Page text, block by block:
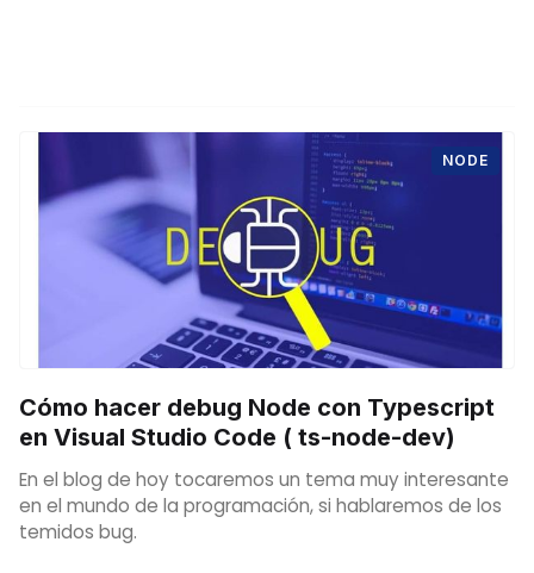
NODE
Cómo hacer debug Node con Typescript
en Visual Studio Code ( ts-node-dev)
En el blog de hoy tocaremos un tema muy interesante
en el mundo de la programación, si hablaremos de los
temidos bug.